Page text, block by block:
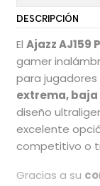
DESCRIPCIÓN
El Ajazz AJ159
gamer
para
extrema,
diseño
excelente
competitivo o
Gracias a su